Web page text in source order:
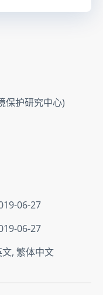
保护研究中心)
06-27
06-27
文, 繁体中文